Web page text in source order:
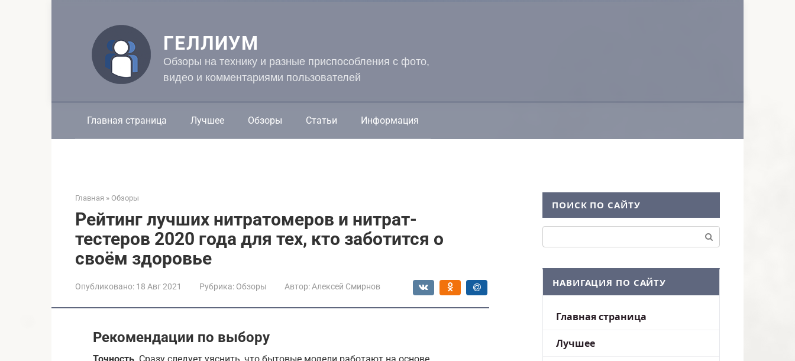
ГЕЛЛИУМ
Обзоры на технику и разные приспособления с фото,
видео и комментариями пользователей
Главная страница Лучшее Обзоры Статьи Информация
Главная » Обзоры
Рейтинг лучших нитратомеров и нитрат-
тестеров 2020 года для тех, кто заботится о
своём здоровье
Опубликовано: 18 Авг 2021 Рубрика: Обзоры Автор: Алексей Смирнов
Рекомендации по выбору
ПОИСК ПО САЙТУ
НАВИГАЦИЯ ПО САЙТУ
Главная страница
Лучшее